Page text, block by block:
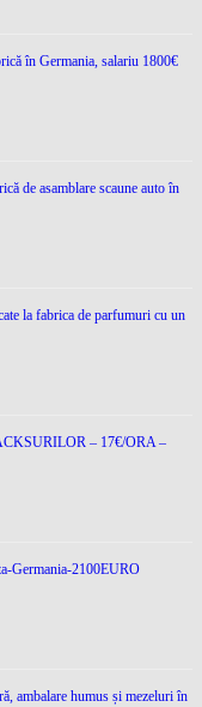
în Germania, salariu 1800€
de asamblare scaune auto în
la fabrica de parfumuri cu un
– 17€/ORA –
Germania-2100EURO
ambalare humus și mezeluri în